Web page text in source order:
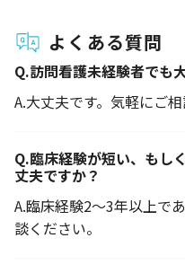
よくある質問
Q.訪問看護未経験者でも
A.大丈夫です。気軽にご相
Q.臨床経験が短い、もし
丈夫ですか？
A.臨床経験2～3年以上で
談ください。